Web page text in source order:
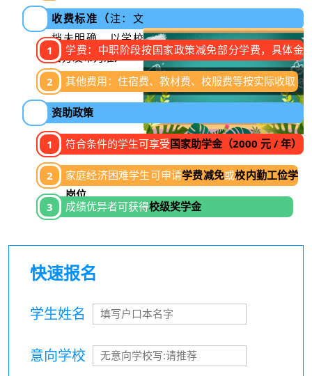
收费标准（注：文
档未明确，以学校
官方发布为准）
学费：中职阶段按国家政策减免部分学费，具体金
额请咨询招生办
其他费用：住宿费、教材费、校服费等按实际收取
资助政策
符合条件的学生可享受国家助学金（2000 元 / 年）
家庭经济困难学生可申请学费减免或校内勤工俭学
岗位
成绩优异者可获得校级奖学金
快速报名
学生姓名
意向学校